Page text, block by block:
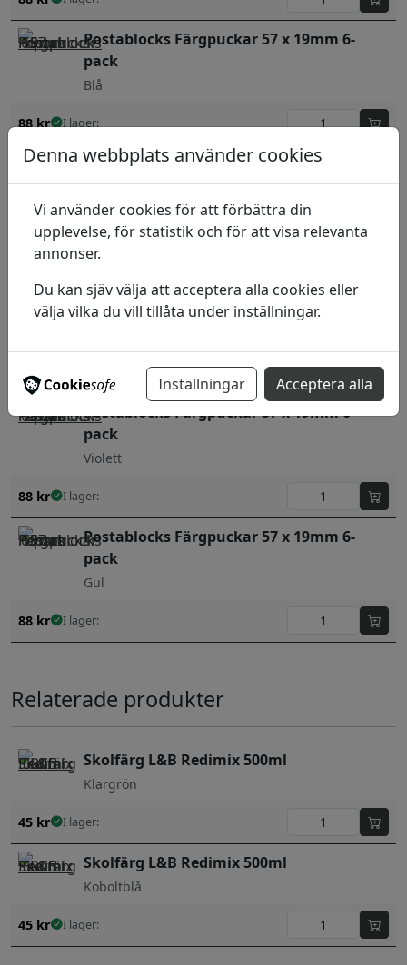
Postablocks Färgpuckar 57 x 19mm 6-
pack
Blå
88kr I lager:
Postablocks Färgpuckar 57 x 19mm 6-
pack
Röd
88kr I lager:
Postablocks Färgpuckar 57 x 19mm 6-
pack
88
Postablocks Färgpuckar 57 x 19mm 6-
pack
Violett
88 kr I lager:
Postablocks Färgpuckar 57 x 19mm 6-
pack
Gul
88 kr I lager:
Relaterade produkter
Skolfärg L&B Redimix 500ml
Klargrön
45 kr I lager:
Skolfärg L&B Redimix 500ml
Koboltblå
45 kr I lager:
Denna webbplats använder cookies
Vi använder cookies för att förbättra din
upplevelse, för statistik och för att visa relevanta
annonser.
Du kan sjäv välja att acceptera alla cookies eller
välja vilka du vill tillåta under inställningar.
Inställningar Acceptera alla